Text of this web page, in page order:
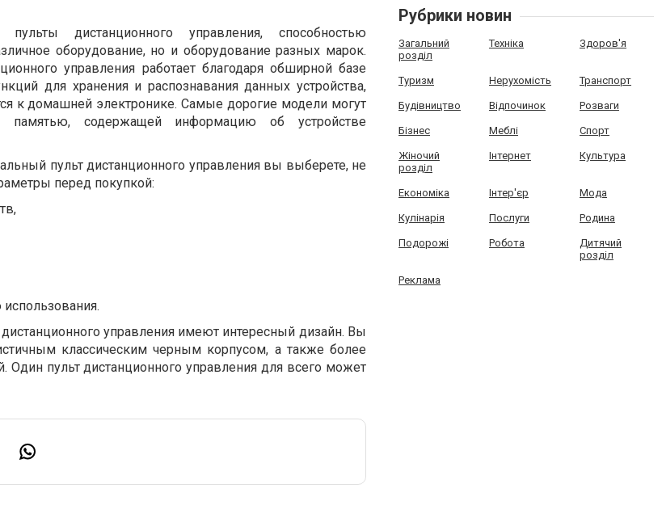
пульты дистанционного управления, способностью
оборудование, но и оборудование разных марок.
управления работает благодаря обширной базе
для хранения и распознавания данных устройства,
к домашней электронике. Самые дорогие модели могут
памятью, содержащей информацию об устройстве
пульт дистанционного управления вы выберете, не
перед покупкой:
управления имеют интересный дизайн. Вы
классическим черным корпусом, а также более
Один пульт дистанционного управления для всего может
Рубрики новин
Загальний
розділ
Техніка Здоров'я
Туризм Нерухомість Транспорт
Будівництво Відпочинок Розваги
Бізнес Меблі Спорт
Жіночий
розділ
Інтернет Культура
Економіка Інтер'єр Мода
Кулінарія Послуги Родина
Подорожі Робота
Дитячий
розділ
Реклама